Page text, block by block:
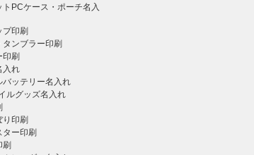
トPCケース・ポーチ名入
プ印刷
タンブラー印刷
印刷
入れ
バッテリー名入れ
ルグッズ名入れ
り印刷
ター印刷
刷